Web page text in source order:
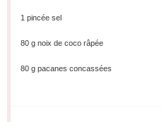
1 pincée sel
80 gnoix de coco râpée
80 gpacanes concassées